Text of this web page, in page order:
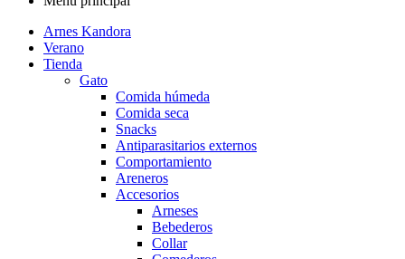
Arnes Kandora
Verano
Tienda
Gato
Comida húmeda
Comida seca
Snacks
Antiparasitarios externos
Comportamiento
Areneros
Accesorios
Arneses
Bebederos
Collar